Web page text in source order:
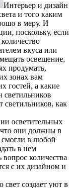
Интерьер и дизайн
и того каким
в меру. И
поскольку, если
вкуса или
освещение,
продумать,
зонах вам
гостей, а какие
светильников
светильников, как
осветительных
они должны в
в любой
в нем
количества
с их дизайном и
свет создает уют в